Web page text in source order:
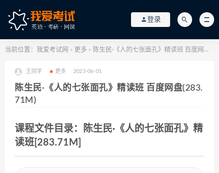
登录
当前位置： 我爱考试网 > 更多 > 陈生民·《人的七张面孔》精读班 百度网盘(283.71M)
王同学 更多 2023-06-01
陈生民·《人的七张面孔》精读班 百度网盘(283.
71M)
课程文件目录：陈生民·《人的七张面孔》精
读班[283.71M]